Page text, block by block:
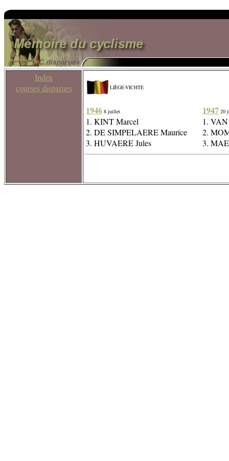
Index
courses disparues
LIÈGE-VICHTE
1946 8 juillet
1. KINT Marcel
2. DE SIMPELAERE Maurice
3. HUVAERE Jules
1947 20
1.
2.
3.